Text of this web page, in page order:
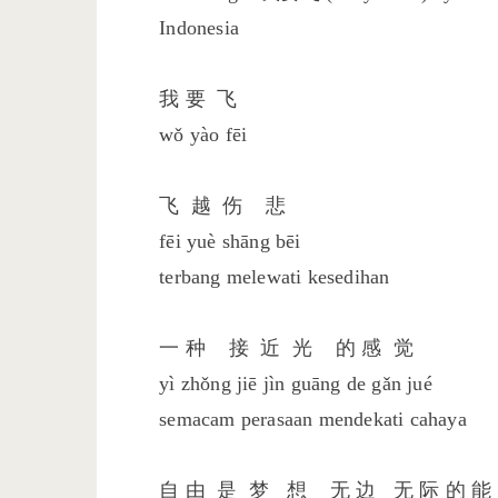
Indonesia
我 要 飞
wǒ yào fēi
飞 越 伤 悲
fēi yuè shāng bēi
terbang melewati kesedihan
一 种 接 近 光 的 感 觉
yì zhǒng jiē jìn guāng de gǎn jué
semacam perasaan mendekati cahaya
自 由 是 梦 想 无 边 无 际 的